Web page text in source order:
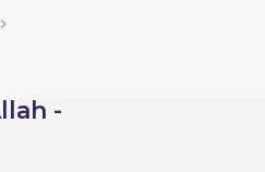
-